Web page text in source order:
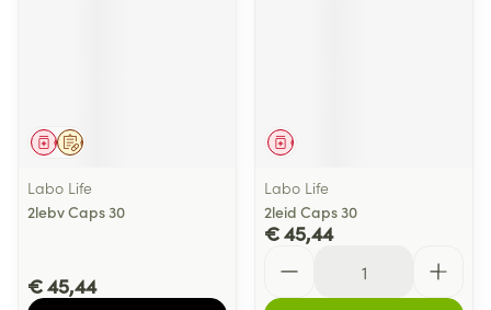
Op voorschrift
Geneesmiddel
Labo Life
2lebv Caps 30
€ 45,44
Geneesmiddel
Labo Life
2leid Caps 30
€ 45,44